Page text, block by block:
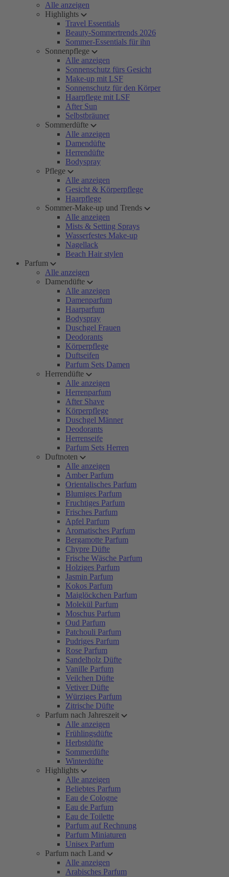
Alle anzeigen
Highlights
Travel Essentials
Beauty-Sommertrends 2026
Sommer-Essentials für ihn
Sonnenpflege
Alle anzeigen
Sonnenschutz fürs Gesicht
Make-up mit LSF
Sonnenschutz für den Körper
Haarpflege mit LSF
After Sun
Selbstbräuner
Sommerdüfte
Alle anzeigen
Damendüfte
Herrendüfte
Bodyspray
Pflege
Alle anzeigen
Gesicht & Körperpflege
Haarpflege
Sommer-Make-up und Trends
Alle anzeigen
Mists & Setting Sprays
Wasserfestes Make-up
Nagellack
Beach Hair stylen
Parfum
Alle anzeigen
Damendüfte
Alle anzeigen
Damenparfum
Haarparfum
Bodyspray
Duschgel Frauen
Deodorants
Körperpflege
Duftseifen
Parfum Sets Damen
Herrendüfte
Alle anzeigen
Herrenparfum
After Shave
Körperpflege
Duschgel Männer
Deodorants
Herrenseife
Parfum Sets Herren
Duftnoten
Alle anzeigen
Amber Parfum
Orientalisches Parfum
Blumiges Parfum
Fruchtiges Parfum
Frisches Parfum
Apfel Parfum
Aromatisches Parfum
Bergamotte Parfum
Chypre Düfte
Frische Wäsche Parfum
Holziges Parfum
Jasmin Parfum
Kokos Parfum
Maiglöckchen Parfum
Molekül Parfum
Moschus Parfum
Oud Parfum
Patchouli Parfum
Pudriges Parfum
Rose Parfum
Sandelholz Düfte
Vanille Parfum
Veilchen Düfte
Vetiver Düfte
Würziges Parfum
Zitrische Düfte
Parfum nach Jahreszeit
Alle anzeigen
Frühlingsdüfte
Herbstdüfte
Sommerdüfte
Winterdüfte
Highlights
Alle anzeigen
Beliebtes Parfum
Eau de Cologne
Eau de Parfum
Eau de Toilette
Parfum auf Rechnung
Parfum Miniaturen
Unisex Parfum
Parfum nach Land
Alle anzeigen
Arabisches Parfum